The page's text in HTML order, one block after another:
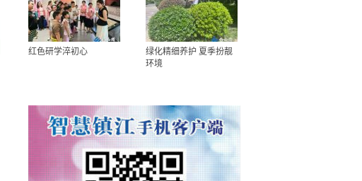
红色研学淬初心
绿化精细养护 夏季扮靓
环境